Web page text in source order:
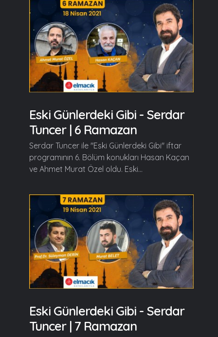
Eski Günlerdeki Gibi - Serdar
Tuncer | 6 Ramazan
Serdar Tuncer ile "Eski Günlerdeki Gibi" iftar
programının 6. Bölüm konukları Hasan Kaçan
ve Ahmet Murat Özel oldu. Eski...
Eski Günlerdeki Gibi - Serdar
Tuncer | 7 Ramazan